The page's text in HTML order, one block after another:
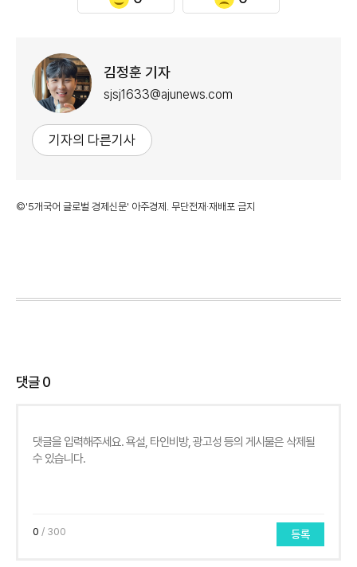
김정훈 기자
sjsj1633@ajunews.com
기자의 다른기사
©'5개국어 글로벌 경제신문' 아주경제. 무단전재·재배포 금지
댓글0
0 / 300 등록